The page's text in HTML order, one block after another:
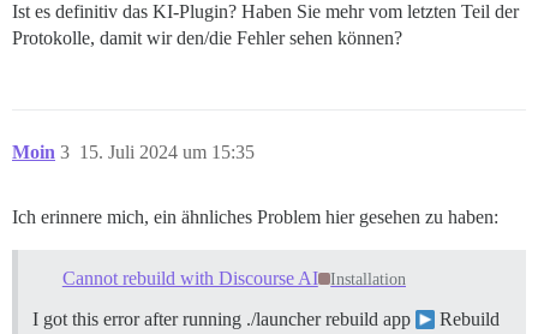
Ist es definitiv das KI-Plugin? Haben Sie mehr vom letzten Teil der
Protokolle, damit wir den/die Fehler sehen können?
Moin 15. Juli 2024 um 15:35
3
Ich erinnere mich, ein ähnliches Problem hier gesehen zu haben:
Cannot rebuild with Discourse AI Installation
I got this error after running ./launcher rebuild app
Rebuild